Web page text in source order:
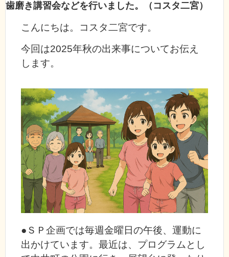
歯磨き講習会などを行いました。（コスタ二宮）
こんにちは。コスタ二宮です。
今回は2025年秋の出来事についてお伝え
します。
●ＳＰ企画では毎週金曜日の午後、運動に
出かけています。最近は、プログラムとし